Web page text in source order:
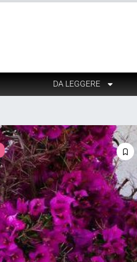
DA LEGGERE